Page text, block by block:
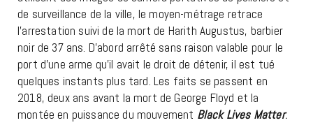
de surveillance de la ville, le moyen-métrage retrace
l’arrestation suivi de la mort de Harith Augustus, barbier
noir de 37 ans. D’abord arrêté sans raison valable pour le
port d’une arme qu’il avait le droit de détenir, il est tué
quelques instants plus tard. Les faits se passent en
2018, deux ans avant la mort de George Floyd et la
montée en puissance du mouvement Black Lives Matter.